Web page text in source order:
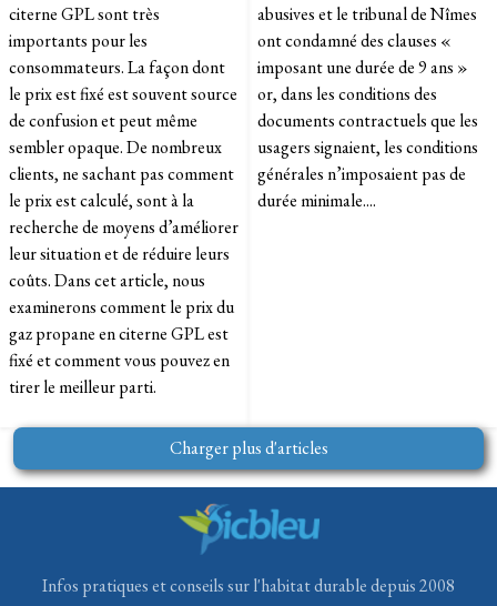
citerne GPL sont très
importants pour les
consommateurs. La façon dont
le prix est fixé est souvent source
de confusion et peut même
sembler opaque. De nombreux
clients, ne sachant pas comment
le prix est calculé, sont à la
recherche de moyens d’améliorer
leur situation et de réduire leurs
coûts. Dans cet article, nous
examinerons comment le prix du
gaz propane en citerne GPL est
fixé et comment vous pouvez en
tirer le meilleur parti.
abusives et le tribunal de Nîmes
ont condamné des clauses «
imposant une durée de 9 ans »
or, dans les conditions des
documents contractuels que les
usagers signaient, les conditions
générales n’imposaient pas de
durée minimale....
Charger plus d'articles
Infos pratiques et conseils sur l'habitat durable depuis 2008